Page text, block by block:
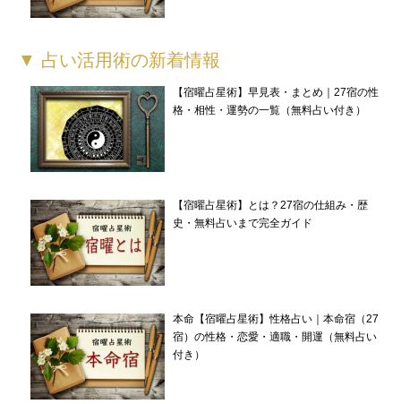
▼ 占い活用術の新着情報
【宿曜占星術】早見表・まとめ｜27宿の性
格・相性・運勢の一覧（無料占い付き）
【宿曜占星術】とは？27宿の仕組み・歴
史・無料占いまで完全ガイド
本命【宿曜占星術】性格占い｜本命宿（27
宿）の性格・恋愛・適職・開運（無料占い
付き）